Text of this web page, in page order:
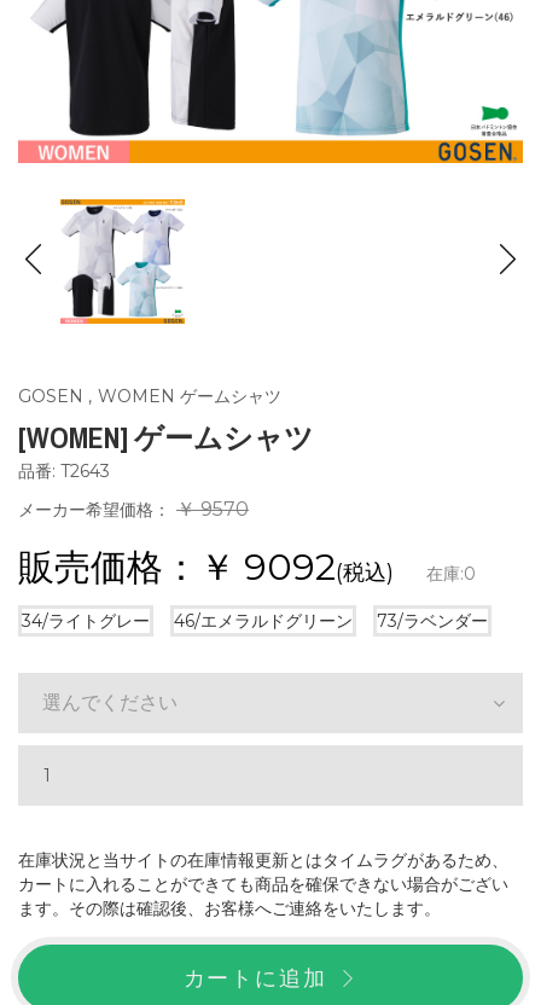
GOSEN , WOMEN ゲームシャツ
[WOMEN] ゲームシャツ
品番: T2643
メーカー希望価格：
￥ 9570
販売価格：￥ 9092(税込) 在庫:0
34/ライトグレー 46/エメラルドグリーン 73/ラベンダー
選んでください
在庫状況と当サイトの在庫情報更新とはタイムラグがあるため、
カートに入れることができても商品を確保できない場合がござい
ます。その際は確認後、お客様へご連絡をいたします。
カートに追加